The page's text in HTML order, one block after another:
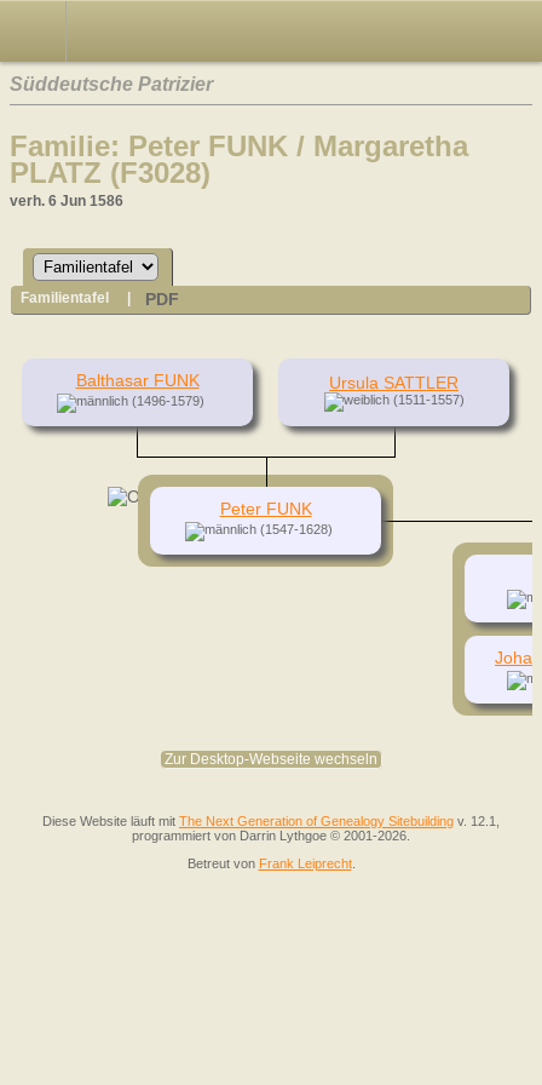
Süddeutsche Patrizier
Familie: Peter FUNK / Margaretha
PLATZ (F3028)
verh. 6 Jun 1586
Familientafel PDF
Balthasar FUNK
(1496-1579)
Ursula SATTLER
(1511-1557)
Peter FUNK
(1547-1628)
Zur Desktop-Webseite wechseln
Diese Website läuft mit The Next Generation of Genealogy Sitebuilding v. 12.1,
programmiert von Darrin Lythgoe © 2001-2026.
Betreut von Frank Leiprecht.